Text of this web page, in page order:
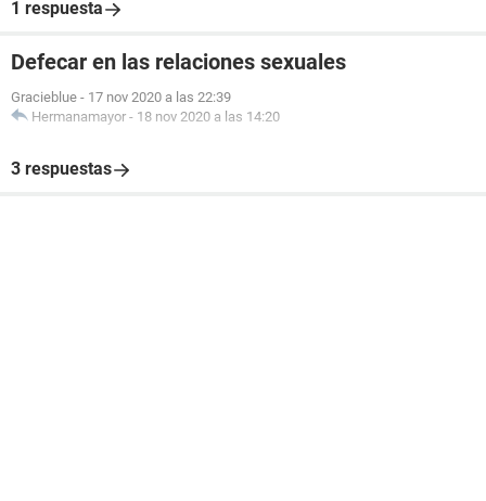
1 respuesta
Defecar en las relaciones sexuales
Gracieblue - 17 nov 2020 a las 22:39
Hermanamayor - 18 nov 2020 a las 14:20
3 respuestas